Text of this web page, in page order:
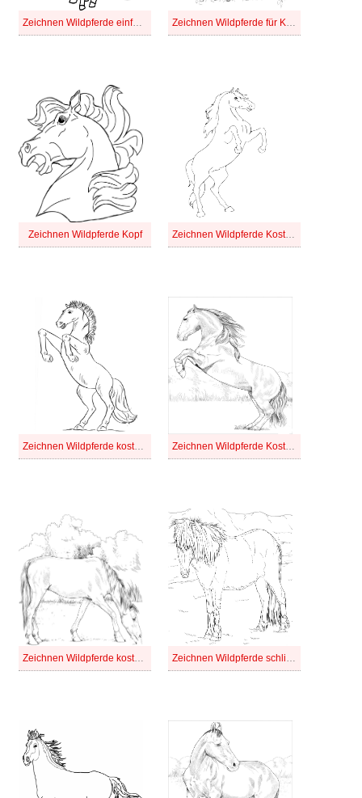
Zeichnen Wildpferde einfach Zeichnen Wildpferde für Kinder
Zeichnen Wildpferde Kopf Zeichnen Wildpferde Kostenlos bei Kindern
Zeichnen Wildpferde kostenlos druckbar Zeichnen Wildpferde Kostenlos für Kinder
Zeichnen Wildpferde kostenlos Zeichnen Wildpferde schlicht